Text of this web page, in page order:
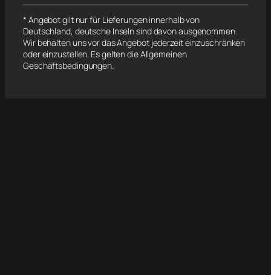
* Angebot gilt nur für Lieferungen innerhalb von
Deutschland, deutsche Inseln sind davon ausgenommen.
Wir behalten uns vor das Angebot jederzeit einzuschränken
oder einzustellen. Es gelten die Allgemeinen
Geschäftsbedingungen.